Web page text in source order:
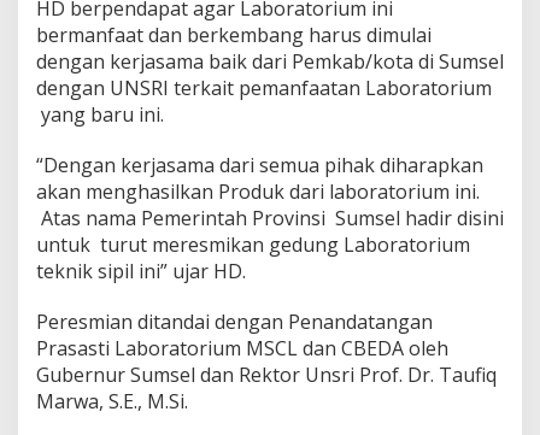
HD berpendapat agar Laboratorium ini
bermanfaat dan berkembang harus dimulai
dengan kerjasama baik dari Pemkab/kota di Sumsel
dengan UNSRI terkait pemanfaatan Laboratorium
yang baru ini.
“Dengan kerjasama dari semua pihak diharapkan
akan menghasilkan Produk dari laboratorium ini.
Atas nama Pemerintah Provinsi Sumsel hadir disini
untuk turut meresmikan gedung Laboratorium
teknik sipil ini” ujar HD.
Peresmian ditandai dengan Penandatangan
Prasasti Laboratorium MSCL dan CBEDA oleh
Gubernur Sumsel dan Rektor Unsri Prof. Dr. Taufiq
Marwa, S.E., M.Si.